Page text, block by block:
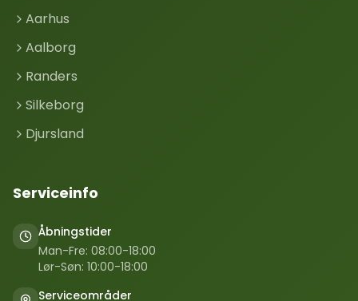
Aarhus
Aalborg
Randers
Silkeborg
Djursland
Serviceinfo
Åbningstider
Man-Fre: 08:00-18:00
Lør-Søn: 10:00-18:00
Serviceområder